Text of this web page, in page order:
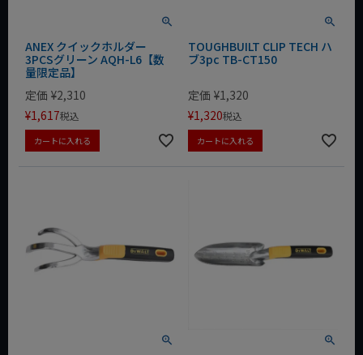
ANEX クイックホルダー
3PCSグリーン AQH-L6【数
量限定品】
定価 ¥2,310
¥1,617税込
カートに入れる
TOUGHBUILT CLIP TECH ハ
ブ3pc TB-CT150
定価 ¥1,320
¥1,320税込
カートに入れる